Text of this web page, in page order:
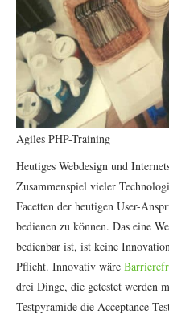
Agiles PHP-Training
Heutiges Webdesign und
Zusammenspiel vieler
Facetten der heutigen User-
bedienen zu können. Das eine
bedienbar ist, ist keine
Pflicht. Innovativ wäre
drei Dinge, die getestet werden
Testpyramide die Acceptance